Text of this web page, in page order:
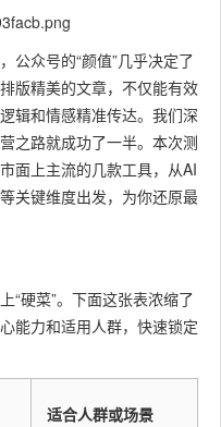
公众号的“颜值”几乎决定了
版精美的文章，不仅能有效
辑和情感精准传达。我们深
之路就成功了一半。本次测
面上主流的几款工具，从AI
关键维度出发，为你还原最
“硬菜”。下面这张表浓缩了
能力和适用人群，快速锁定
适合人群或场景